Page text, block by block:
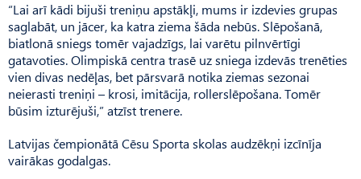
“Lai arī kādi bijuši treniņu apstākļi, mums ir izdevies grupas
saglabāt, un jācer, ka katra ziema šāda nebūs. Slēpošanā,
biatlonā sniegs tomēr vajadzīgs, lai varētu pilnvērtīgi
gatavoties. Olimpiskā centra trasē uz sniega izdevās trenēties
vien divas nedēļas, bet pārsvarā notika ziemas sezonai
neierasti treniņi – krosi, imitācija, rollerslēpošana. Tomēr
būsim izturējuši,” atzīst trenere.
Latvijas čempionātā Cēsu Sporta skolas audzēkņi izcīnīja
vairākas godalgas.